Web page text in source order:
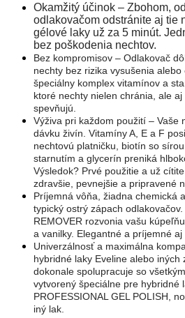
Okamžitý účinok – Zbohom,
odlakovačom odstránite aj tie
gélové laky už za 5 minút.
bez poškodenia nechtov.
Bez kompromisov – Odlakovač
nechty bez rizika vysušenia
špeciálny komplex vitamínov a
ktoré nechty nielen chránia, ale
spevňujú.
Výživa pri každom použití – Vaše
dávku živín. Vitamíny A, E a F
nechtovú platničku, biotín so
starnutím a glycerín preniká
Výsledok? Prvé použitie a už
zdravšie, pevnejšie a pripravené
Príjemná vôňa, žiadna chemická
typický ostrý zápach
REMOVER rozvonia vašu
a vanilky. Elegantné a príjemné
Univerzálnosť a maximálna
hybridné laky Eveline alebo iných
dokonale spolupracuje so
vytvorený špeciálne pre hybridné
PROFESSIONAL GEL POLISH,
iný lak.